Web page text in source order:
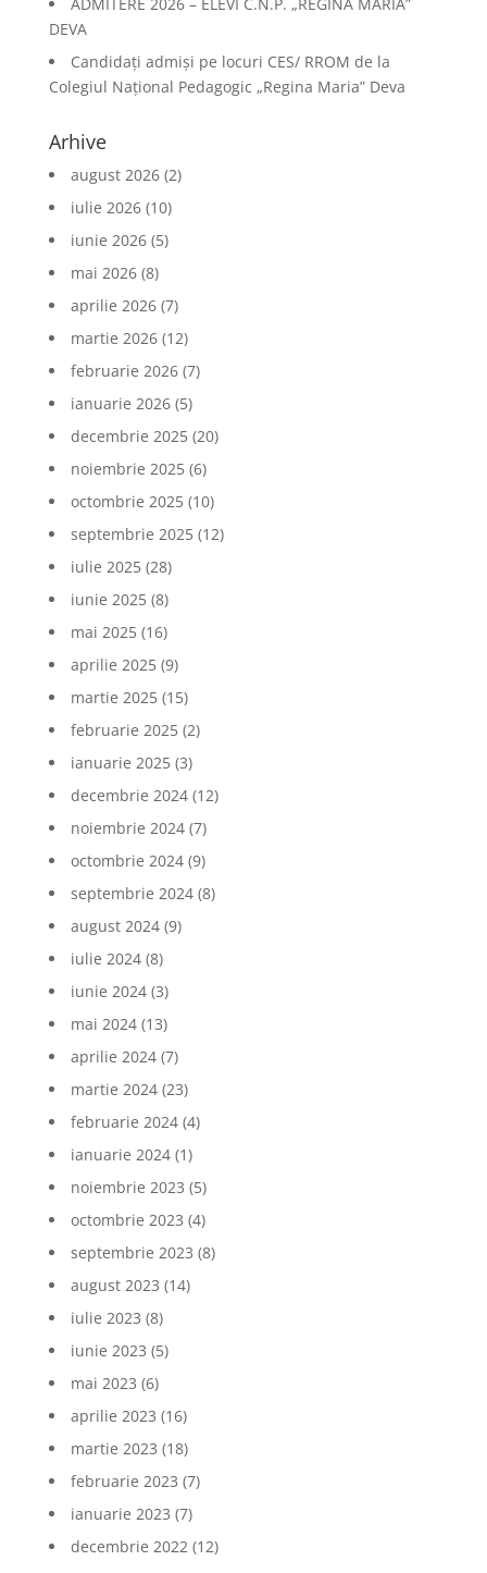
DEVA
Candidați admiși pe locuri CES/ RROM de la
Colegiul Național Pedagogic „Regina Maria” Deva
Arhive
august 2026(2)
iulie 2026(10)
iunie 2026(5)
mai 2026(8)
aprilie 2026(7)
martie 2026(12)
februarie 2026(7)
ianuarie 2026(5)
decembrie 2025(20)
noiembrie 2025(6)
octombrie 2025(10)
septembrie 2025(12)
iulie 2025(28)
iunie 2025(8)
mai 2025(16)
aprilie 2025(9)
martie 2025(15)
februarie 2025(2)
ianuarie 2025(3)
decembrie 2024(12)
noiembrie 2024(7)
octombrie 2024(9)
septembrie 2024(8)
august 2024(9)
iulie 2024(8)
iunie 2024(3)
mai 2024(13)
aprilie 2024(7)
martie 2024(23)
februarie 2024(4)
ianuarie 2024(1)
noiembrie 2023 (5)
octombrie 2023 (4)
septembrie 2023 (8)
august 2023 (14)
iulie 2023 (8)
iunie 2023 (5)
mai 2023 (6)
aprilie 2023 (16)
martie 2023 (18)
februarie 2023 (7)
ianuarie 2023 (7)
decembrie 2022 (12)